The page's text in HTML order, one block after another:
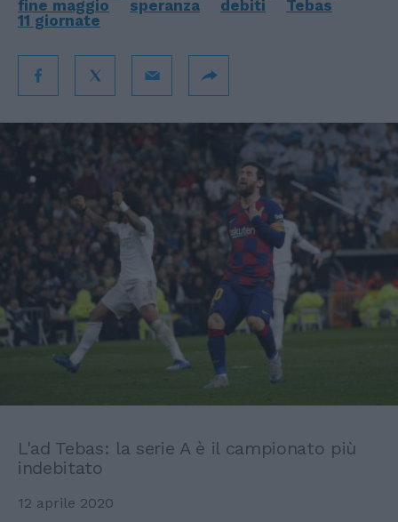
fine maggio
speranza debiti
Tebas
11 giornate
L'ad Tebas: la serie A è il campionato più
indebitato
12 aprile 2020